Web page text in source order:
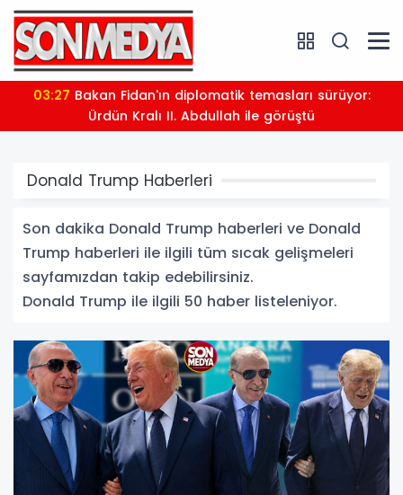
03:16Bahçelievler'de yürekler ağza geldi: 4 katlı bina
çöktü
Donald Trump Haberleri
Son dakika Donald Trump haberleri ve Donald
Trump haberleri ile ilgili tüm sıcak gelişmeleri
sayfamızdan takip edebilirsiniz.
Donald Trump ile ilgili 50 haber listeleniyor.